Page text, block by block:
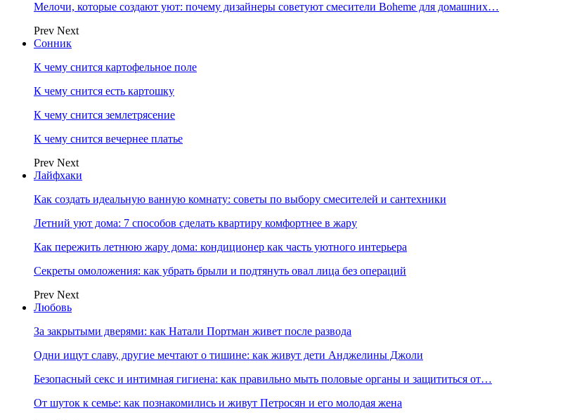
Мелочи, которые создают уют: почему дизайнеры советуют смесители Boheme для домашних…
Prev Next
Сонник
К чему снится картофельное поле
К чему снится есть картошку
К чему снится землетрясение
К чему снится вечернее платье
Prev Next
Лайфхаки
Как создать идеальную ванную комнату: советы по выбору смесителей и сантехники
Летний уют дома: 7 способов сделать квартиру комфортнее в жару
Как пережить летнюю жару дома: кондиционер как часть уютного интерьера
Секреты омоложения: как убрать брыли и подтянуть овал лица без операций
Prev Next
Любовь
За закрытыми дверями: как Натали Портман живет после развода
Одни ищут славу, другие мечтают о тишине: как живут дети Анджелины Джоли
Безопасный секс и интимная гигиена: как правильно мыть половые органы и защититься от…
От шуток к семье: как познакомились и живут Петросян и его молодая жена